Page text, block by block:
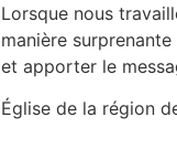
Lorsque nous
manière
et apporter le
Église de la région